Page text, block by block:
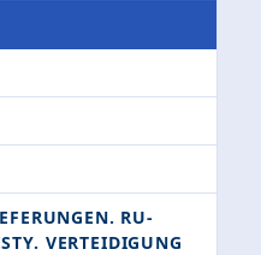
RU­
VERTEIDIGUNG